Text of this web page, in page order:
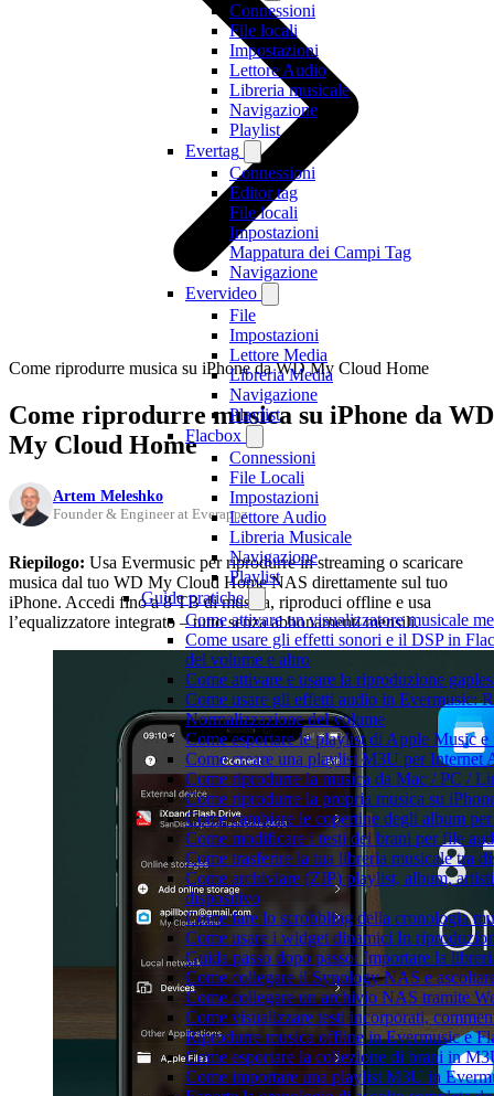
Connessioni
File locali
Impostazioni
Lettore Audio
Libreria musicale
Navigazione
Playlist
Evertag
Connessioni
Editor tag
File locali
Impostazioni
Mappatura dei Campi Tag
Navigazione
Evervideo
File
Impostazioni
Lettore Media
Libreria Media
Navigazione
Playlist
Flacbox
Connessioni
File Locali
Impostazioni
Lettore Audio
Libreria Musicale
Navigazione
Playlist
Guide pratiche
Come attivare un visualizzatore musicale
Come usare gli effetti sonori e il DSP in
del volume e altro
Come attivare e usare la riproduzione
Come usare gli effetti audio in Evermusic:
Normalizzazione del volume
Come esportare le playlist di Apple Music
Come creare una playlist M3U per
Come riprodurre la musica da Mac / PC /
Come riprodurre la propria musica su
Come cambiare le copertine degli album
Come modificare i testi dei brani per file
Come trasferire la tua libreria musicale tra
Come archiviare (ZIP) playlist, album,
dispositivo
Come fare lo scrobbling della cronologia
Come usare i widget dinamici In
Guida passo dopo passo: Importare la
Come collegare il Synology NAS e
Come collegare un archivio NAS tramite
Come visualizzare testi incorporati,
Riprodurre musica offline in Evermusic e
Come esportare la collezione di brani in
Come importare una playlist M3U in
Come riprodurre musica su iPhone da WD My Cloud Home
Come riprodurre musica su iPhone da WD
My Cloud Home
Artem Meleshko
Founder & Engineer at Everappz
Riepilogo: Usa Evermusic per riprodurre in streaming o scaricare
musica dal tuo WD My Cloud Home NAS direttamente sul tuo
iPhone. Accedi fino a 8 TB di musica, riproduci offline e usa
l’equalizzatore integrato – tutto senza abbonamenti mensili.